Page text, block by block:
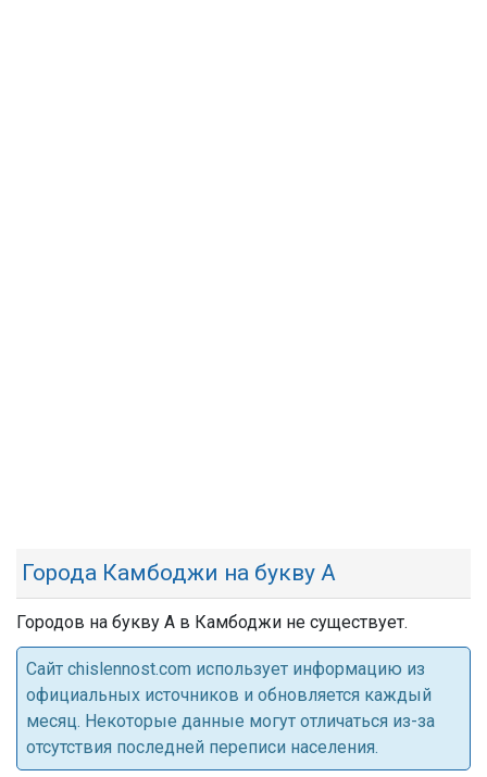
Города Камбоджи на букву А
Городов на букву А в Камбоджи не существует.
Cайт chislennost.com использует информацию из
официальных источников и обновляется каждый
месяц. Некоторые данные могут отличаться из-за
отсутствия последней переписи населения.